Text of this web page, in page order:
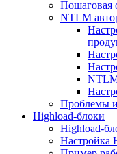
Пошаговая
NTLM
Проблемы
Highload-блоки
Highload-
Настройка